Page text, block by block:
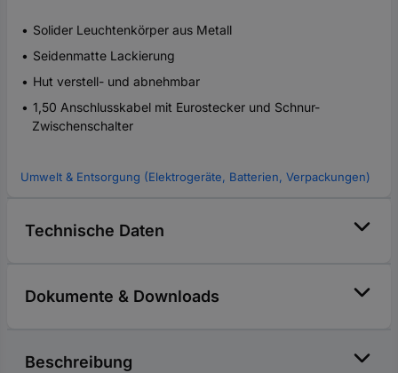
Solider Leuchtenkörper aus Metall
Seidenmatte Lackierung
Hut verstell- und abnehmbar
1,50 Anschlusskabel mit Eurostecker und Schnur-
Zwischenschalter
Umwelt & Entsorgung (Elektrogeräte, Batterien, Verpackungen)
Technische Daten
Dokumente & Downloads
Beschreibung